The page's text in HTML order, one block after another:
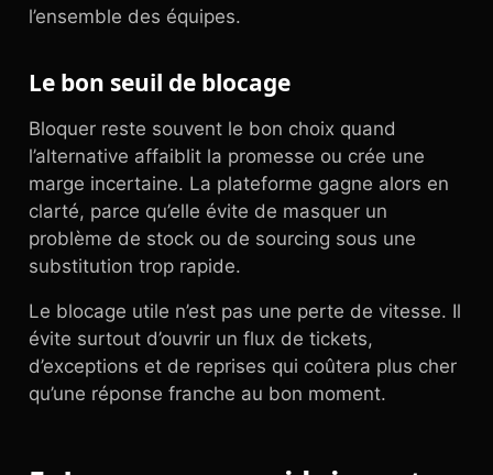
l’ensemble des équipes.
Le bon seuil de blocage
Bloquer reste souvent le bon choix quand
l’alternative affaiblit la promesse ou crée une
marge incertaine. La plateforme gagne alors en
clarté, parce qu’elle évite de masquer un
problème de stock ou de sourcing sous une
substitution trop rapide.
Le blocage utile n’est pas une perte de vitesse. Il
évite surtout d’ouvrir un flux de tickets,
d’exceptions et de reprises qui coûtera plus cher
qu’une réponse franche au bon moment.